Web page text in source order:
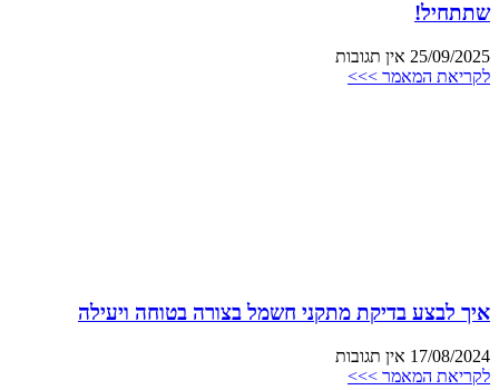
שתתחיל!
25/09/2025 אין תגובות
לקריאת המאמר >>>
איך לבצע בדיקת מתקני חשמל בצורה בטוחה ויעילה
17/08/2024 אין תגובות
לקריאת המאמר >>>